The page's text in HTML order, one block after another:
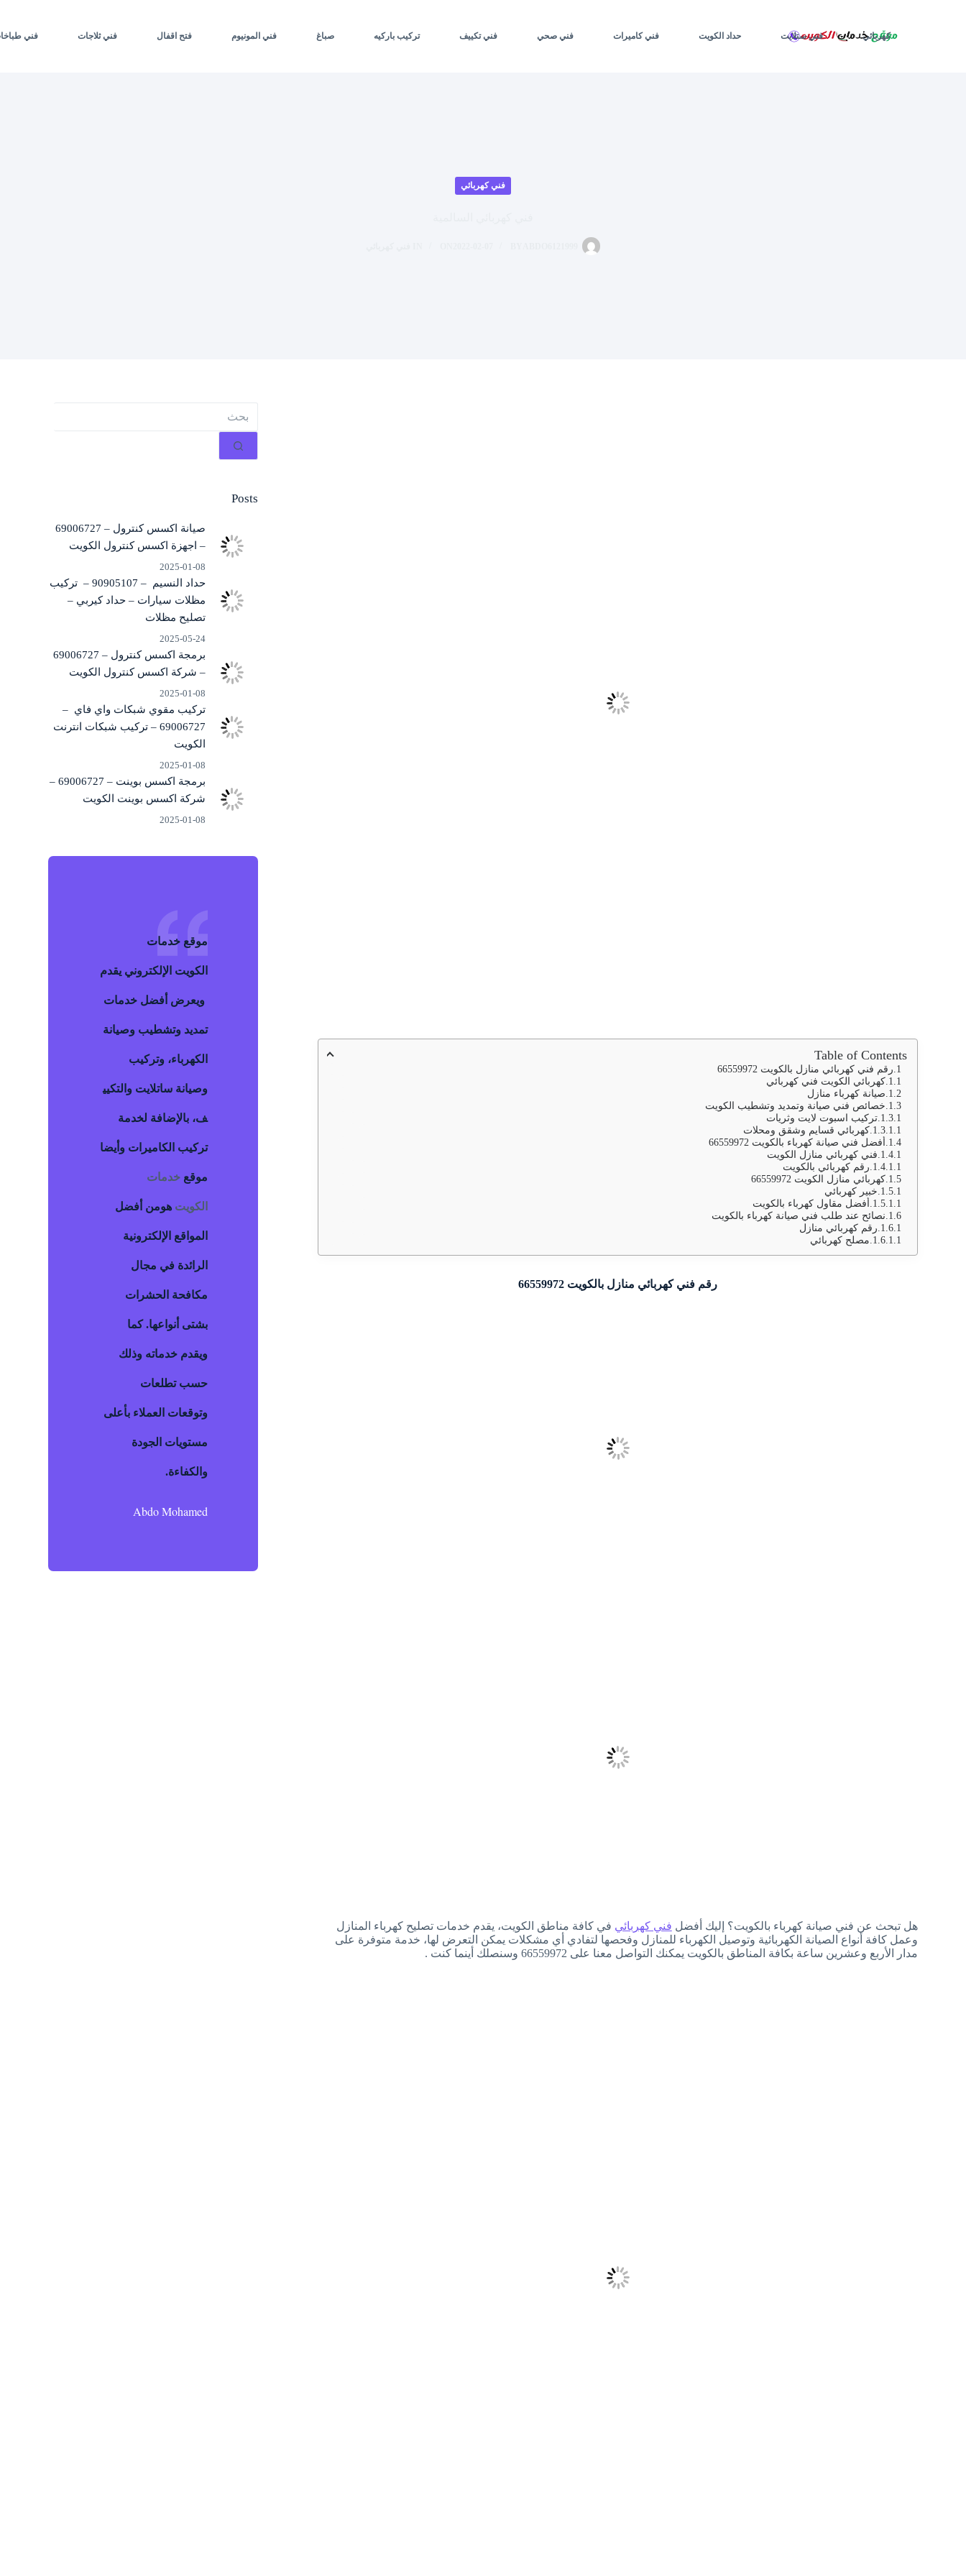
كهربائي فني ستلايت حداد الكويت فني كاميرات فني صحي فني تكييف تركيب باركيه صباغ فني المونيوم فتح اقفال فني ثلاجات فني
فني كهربائي
Table of Contents
رقم فني كهربائي منازل بالكويت 66559972
كهربائي الكويت فني كهربائي
صيانة كهرباء منازل
خصائص فني صيانة وتمديد وتشطيب الكويت
تركيب اسبوت لايت وثريات
كهربائي قسايم وشقق ومحلات
أفضل فني صيانة كهرباء بالكويت 66559972
فني كهربائي منازل الكويت
رقم كهربائي بالكويت
كهربائي منازل الكويت 66559972
خبير كهربائي
أفضل مقاول كهرباء بالكويت
نصائح عند طلب فني صيانة كهرباء بالكويت
رقم كهربائي منازل
مصلح كهربائي
رقم فني كهربائي منازل بالكويت 66559972
هل تبحث عن فني صيانة كهرباء بالكويت؟ إليك أفضل فني كهربائي في كافة مناطق الكويت، يقدم خدمات تصليح كهرباء المنازل
وعمل كافة أنواع الصيانة الكهربائية وتوصيل الكهرباء للمنازل وفحصها لتفادي أي مشكلات يمكن التعرض لها، خدمة متوفرة على
مدار الأربع وعشرين ساعة بكافة المناطق بالكويت يمكنك التواصل معنا على 66559972 وسنصلك أينما كنت .
توجد
نتائج
Posts
صيانة اكسس كنترول – 69006727
– اجهزة اكسس كنترول الكويت
2025-01-08
حداد النسيم – 90905107 – تركيب
مظلات سيارات – حداد كيربي –
تصليح مظلات
2025-05-24
برمجة اكسس كنترول – 69006727
– شركة اكسس كنترول الكويت
2025-01-08
تركيب مقوي شبكات واي فاي –
69006727 – تركيب شبكات انترنت
الكويت
2025-01-08
برمجة اكسس بوينت – 69006727 –
شركة اكسس بوينت الكويت
2025-01-08
موقع خدمات
الكويت الإلكتروني يقدم
ويعرض أفضل خدمات
تمديد وتشطيب وصيانة
الكهرباء، وتركيب
وصيانة ساتلايت والتكيي
ف، بالإضافة لخدمة
تركيب الكاميرات وأيضا
موقعخدمات
الكويتهومن أفضل
المواقع الإلكترونية
الرائدة في مجال
مكافحة الحشرات
بشتى أنواعها. كما
ويقدم خدماته وذلك
حسب تطلعات
وتوقعات العملاء بأعلى
مستويات الجودة
والكفاءة.
Abdo Mohamed